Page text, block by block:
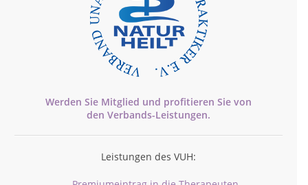
Werden Sie Mitglied und profitieren Sie von
den Verbands-Leistungen.
Leistungen des VUH: